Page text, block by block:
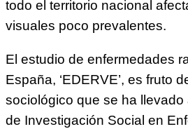
todo el territorio nacional
visuales poco prevalentes.
El estudio de enfermedades
España, ‘EDERVE’, es fruto
sociológico que se ha llevado
de Investigación Social en